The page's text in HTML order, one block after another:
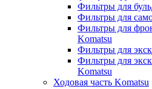
Фильтры для
Фильтры для
Фильтры для
Komatsu
Фильтры для
Фильтры для
Komatsu
Ходовая часть Komatsu